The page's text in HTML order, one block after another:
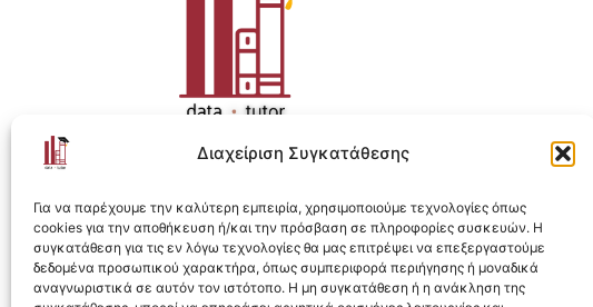
Διαχείριση Συγκατάθεσης
Για να παρέχουμε την καλύτερη εμπειρία, χρησιμοποιούμε τεχνολογίες όπως
cookies για την αποθήκευση ή/και την πρόσβαση σε πληροφορίες συσκευών. Η
συγκατάθεση για τις εν λόγω τεχνολογίες θα μας επιτρέψει να επεξεργαστούμε
δεδομένα προσωπικού χαρακτήρα, όπως συμπεριφορά περιήγησης ή μοναδικά
αναγνωριστικά σε αυτόν τον ιστότοπο. Η μη συγκατάθεση ή η ανάκληση της
Η ολοκληρωμένη e-learning λύση για Data Analytics.